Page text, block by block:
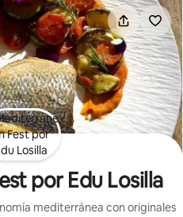
por Edu Losilla
mediterránea con originales